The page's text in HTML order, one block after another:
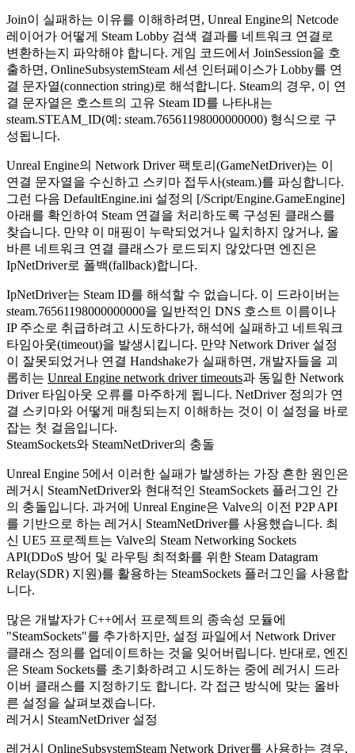
Join이 실패하는 이유를 이해하려면, Unreal Engine의 Netcode
레이어가 어떻게 Steam Lobby 검색 결과를 네트워크 연결로
변환하는지 파악해야 합니다. 게임 코드에서 JoinSession을 호
출하면, OnlineSubsystemSteam 세션 인터페이스가 Lobby를 연
결 문자열(connection string)로 해석합니다. Steam의 경우, 이 연
결 문자열은 호스트의 고유 Steam ID를 나타내는
steam.STEAM_ID(예: steam.76561198000000000) 형식으로 구
성됩니다.
Unreal Engine의 Network Driver 팩토리(GameNetDriver)는 이
연결 문자열을 수신하고 스키마 접두사(steam.)를 파싱합니다.
그런 다음 DefaultEngine.ini 설정의 [/Script/Engine.GameEngine]
아래를 확인하여 Steam 연결을 처리하도록 구성된 클래스를
찾습니다. 만약 이 매핑이 누락되었거나 일치하지 않거나, 올
바른 네트워크 연결 클래스가 로드되지 않았다면 엔진은
IpNetDriver로 폴백(fallback)합니다.
IpNetDriver는 Steam ID를 해석할 수 없습니다. 이 드라이버는
steam.76561198000000000을 일반적인 DNS 호스트 이름이나
IP 주소로 취급하려고 시도하다가, 해석에 실패하고 네트워크
타임아웃(timeout)을 발생시킵니다. 만약 Network Driver 설정
이 잘못되었거나 연결 Handshake가 실패하면, 개발자들을 괴
롭히는 Unreal Engine network driver timeouts과 동일한 Network
Driver 타임아웃 오류를 마주하게 됩니다. NetDriver 정의가 연
결 스키마와 어떻게 매칭되는지 이해하는 것이 이 설정을 바로
잡는 첫 걸음입니다.
SteamSockets와 SteamNetDriver의 충돌
Unreal Engine 5에서 이러한 실패가 발생하는 가장 흔한 원인은
레거시 SteamNetDriver와 현대적인 SteamSockets 플러그인 간
의 충돌입니다. 과거에 Unreal Engine은 Valve의 이전 P2P API
를 기반으로 하는 레거시 SteamNetDriver를 사용했습니다. 최
신 UE5 프로젝트는 Valve의 Steam Networking Sockets
API(DDoS 방어 및 라우팅 최적화를 위한 Steam Datagram
Relay(SDR) 지원)를 활용하는 SteamSockets 플러그인을 사용합
니다.
많은 개발자가 C++에서 프로젝트의 종속성 모듈에
"SteamSockets"를 추가하지만, 설정 파일에서 Network Driver
클래스 정의를 업데이트하는 것을 잊어버립니다. 반대로, 엔진
은 Steam Sockets를 초기화하려고 시도하는 중에 레거시 드라
이버 클래스를 지정하기도 합니다. 각 접근 방식에 맞는 올바
른 설정을 살펴보겠습니다.
레거시 SteamNetDriver 설정
레거시 OnlineSubsystemSteam Network Driver를 사용하는 경우,